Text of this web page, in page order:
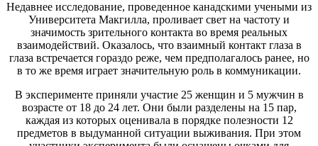
Недавнее исследование, проведенное канадскими учеными из
Университета Макгилла, проливает свет на частоту и
значимость зрительного контакта во время реальных
взаимодействий. Оказалось, что взаимный контакт глаза в
глаза встречается гораздо реже, чем предполагалось ранее, но
в то же время играет значительную роль в коммуникации.
В эксперименте приняли участие 25 женщин и 5 мужчин в
возрасте от 18 до 24 лет. Они были разделены на 15 пар,
каждая из которых оценивала в порядке полезности 12
предметов в выдуманной ситуации выживания. При этом